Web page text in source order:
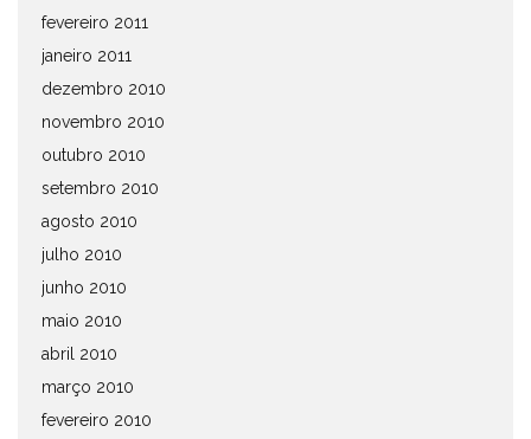
fevereiro 2011
janeiro 2011
dezembro 2010
novembro 2010
outubro 2010
setembro 2010
agosto 2010
julho 2010
junho 2010
maio 2010
abril 2010
março 2010
fevereiro 2010